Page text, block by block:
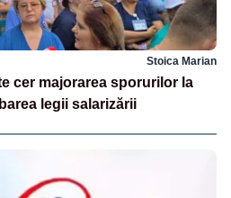
Stoica Marian
cer majorarea sporurilor la
legii salarizării